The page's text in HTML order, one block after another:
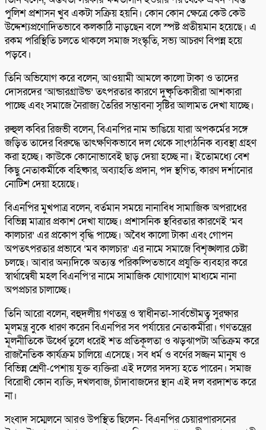
পুলিশ প্রশাসন খুব একটা সক্রিয় হয়নি। কোন কোন ক্ষেত্রে কেউ কেউ
উদ্দেশ্যপ্রণোদিতভাবে কলকাঠি নাড়ছেন বলে স্পষ্ট প্রতীয়মান হয়েছে। এ
রকম পরিস্থিতি চলতে থাকলে সমাজ সংস্কৃতি, সভ্য আচরণ বিপন্ন হয়ে
পড়বে।
তিনি অভিযোগ করে বলেন, আওয়ামী আমলে কালো টাকা ও তাদের
দোসরদের ‘আন্ডারগ্রাউন্ড’ তৎপরতার কারণে দুষ্কৃতিকারীরা আশকারা
পাচ্ছে এবং সমাজে নৈরাজ্য তৈরির সম্ভাবনা সৃষ্টির আলামত দেখা যাচ্ছে।
রুহুল কবির রিজভী বলেন, বিএনপির নাম ভাঙিয়ে যারা অপকর্মের সঙ্গে
জড়িত তাদের বিরুদ্ধে তাৎক্ষণিকভাবে দল থেকে সাংগঠনিক ব্যবস্থা গ্রহণ
করা হচ্ছে। কাউকে কোনোভাবেই ছাড় দেয়া হচ্ছে না। ইতোমধ্যে বেশ
কিছু নেতাকর্মীকে বহিষ্কার, অব্যাহতি প্রদান, পদ স্থগিত, কারণ দর্শানোর
নোটিশ দেয়া হয়েছে।
বিএনপির মুখপাত্র বলেন, বর্তমান সময়ে নানাবিধ সামাজিক অপরাধের
বিভিন্ন মাত্রার প্রকাশ দেখা যাচ্ছে। প্রশাসনিক স্থবিরতার কারণেই ‘মব
কালচার’ এর প্রকোপ বৃদ্ধি পাচ্ছে। অবৈধ কালো টাকা এবং গোপন
অপতৎপরতার প্রভাবে ‘মব কালচার’ এর নামে সমাজে বিশৃঙ্খলার চেষ্টা
চলছে। আবার অন্যদিকে অত্যন্ত পরিকল্পিতভাবে প্রযুক্তি ব্যবহার করে
স্বার্থান্বেষী মহল বিএনপি’র নামে সামাজিক যোগাযোগ মাধ্যমে নানা
অপপ্রচার চালাচ্ছে।
তিনি আরো বলেন, বহুদলীয় গণতন্ত্র ও স্বাধীনতা-সার্বভৌমত্ব সুরক্ষার
মূলমন্ত্র বুকে ধারণ করেন বিএনপির সব পর্যায়ের নেতাকর্মীরা। গণতন্ত্রের
মূলনীতিকে ঊর্ধ্বে তুলে ধরেই শত প্রতিকূলতা ও ঝড়ঝাপটা অতিক্রম করে
রাজনৈতিক কার্যক্রম চালিয়ে এসেছে। সব ধর্ম ও বর্ণের সজ্জন মানুষ ও
বিভিন্ন শ্রেণী-পেশায় যুক্ত ব্যক্তিরা এই দলের সদস্য হতে পারেন। সমাজ
বিরোধী কোন ব্যক্তি, দখলবাজ, চাঁদাবাজদের স্থান এই দল বরদাশত করে
না।
সংবাদ সম্মেলনে আরও উপস্থিত ছিলেন- বিএনপির চেয়ারপারসনের